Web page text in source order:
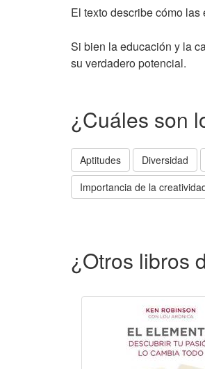
El texto describe cómo
Si bien la educación y la
su verdadero potencial.
¿Cuáles son
Aptitudes Diversidad
Importancia de la
¿Otros libros